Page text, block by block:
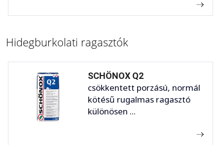
Hidegburkolati ragasztók
SCHÖNOX Q2
csökkentett porzású, normál
kötésű rugalmas ragasztó
különösen ...